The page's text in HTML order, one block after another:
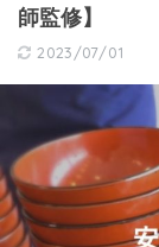
師監修】
2023/07/01